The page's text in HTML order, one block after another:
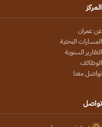
المركز
عن عمران
المسارات البحثية
التقارير السنوية
الوظائف
تواصل معنا
تواصل